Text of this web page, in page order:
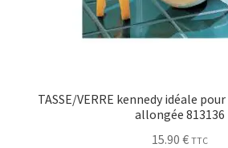
TASSE/VERRE kennedy idéale
allongée 813136
15.90 € TTC